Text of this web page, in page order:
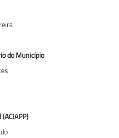
do Município